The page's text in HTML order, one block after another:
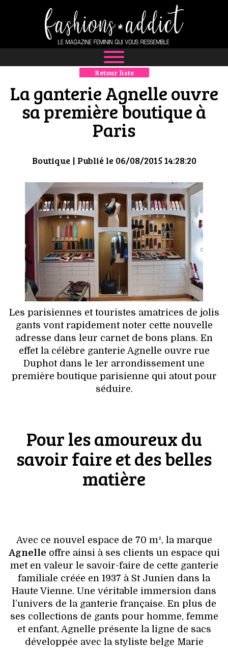
NEWS
MODE
LUXE
DÉFILÉS
BOUTIQUE
CULTURE
HIGH TECH
MAISON
AUTO
LIEUX TENDANCES
BEAUTÉ
MODE DE RUE
JEUNES CRÉATEURS
DÉCO
VOYAGES & LOISIRS
Retour liste
La ganterie Agnelle ouvre
sa première boutique à
Paris
Boutique| Publié le 06/08/2015 14:28:20
Les parisiennes et touristes amatrices de jolis
gants vont rapidement noter cette nouvelle
adresse dans leur carnet de bons plans. En
effet la célèbre ganterie Agnelle ouvre rue
Duphot dans le 1er arrondissement une
première boutique parisienne qui atout pour
séduire.
Pour les amoureux du
savoir faire et des belles
matière
Avec ce nouvel espace de 70 m², la marque
Agnelle offre ainsi à ses clients un espace qui
met en valeur le savoir-faire de cette ganterie
familiale créée en 1937 à St Junien dans la
Haute Vienne. Une véritable immersion dans
l’univers de la ganterie française. En plus de
ses collections de gants pour homme, femme
et enfant, Agnelle présente la ligne de sacs
développée avec la styliste belge Marie